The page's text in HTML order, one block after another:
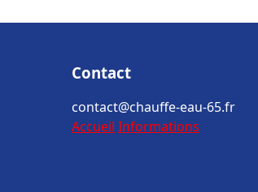
Contact
contact@chauffe-eau-65.fr
Accueil Informations